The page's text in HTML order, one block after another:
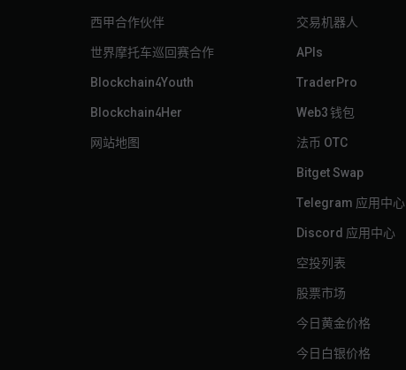
西甲合作伙伴
世界摩托车巡回赛合作
Blockchain4Youth
Blockchain4Her
网站地图
交易机器人
APIs
TraderPro
Web3 钱包
法币 OTC
Bitget Swap
Telegram 应用中心
Discord 应用中心
空投列表
股票市场
今日黄金价格
今日白银价格